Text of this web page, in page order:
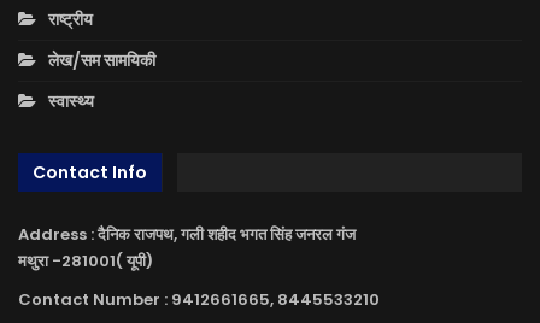
राष्ट्रीय
लेख/सम सामयिकी
स्वास्थ्य
Contact Info
Address : दैनिक राजपथ, गली शहीद भगत सिंह जनरल गंज
मथुरा -281001( यूपी)
Contact Number : 9412661665, 8445533210